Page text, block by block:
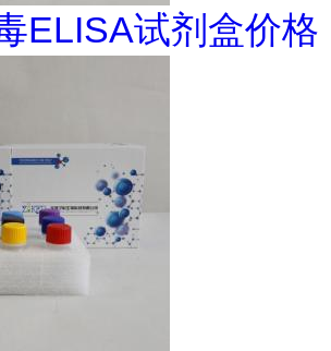
ELISA试剂盒价格